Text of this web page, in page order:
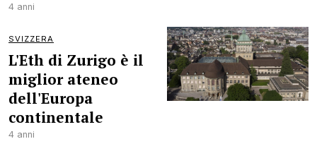
4 anni
SVIZZERA
L'Eth di Zurigo è il
miglior ateneo
dell'Europa
continentale
4 anni